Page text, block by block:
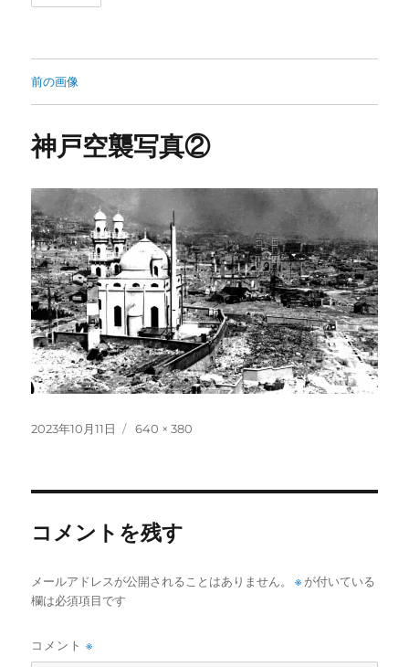
前の画像
神戸空襲写真②
投
2023年10月11日
フ
640 × 380
コメントを残す
メールアドレスが公開されることはありません。 ※ が付いている
欄は必須項目です
コメント※